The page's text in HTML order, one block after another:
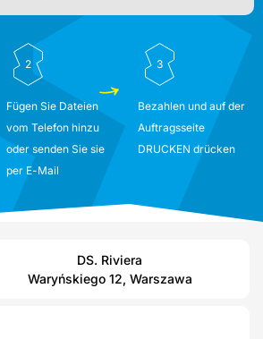
2
Fügen Sie Dateien
vom Telefon hinzu
oder senden Sie sie
per E-Mail
3
Bezahlen und auf der
Auftragsseite
DRUCKEN drücken
DS. Riviera
Waryńskiego 12, Warszawa